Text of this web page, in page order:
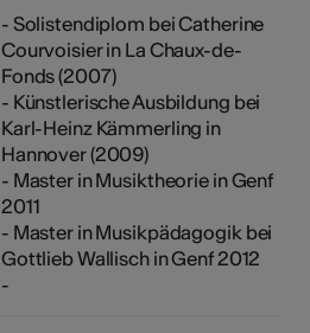
- Solistendiplom bei Catherine
Courvoisier in La Chaux-de-
Fonds (2007)
- Künstlerische Ausbildung bei
Karl-Heinz Kämmerling in
Hannover (2009)
- Master in Musiktheorie in Genf
2011
- Master in Musikpädagogik bei
Gottlieb Wallisch in Genf 2012
-